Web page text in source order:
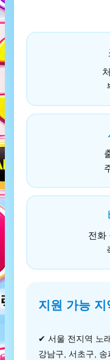
전화
지원 가능 지
✔ 서울 전지역 노
강남구, 서초구,